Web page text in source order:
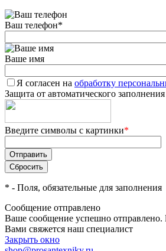
Ваш телефон*
Ваше имя
Я согласен на обработку
Защита от автоматического заполнения
Введите символы с картинки*
* - Поля, обязательные для заполнения
Сообщение отправлено
Ваше сообщение успешно
Вами свяжется наш специалист
Закрыть окно